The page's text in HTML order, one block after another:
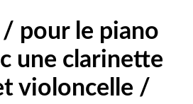
pour le piano
une clarinette
violoncelle /